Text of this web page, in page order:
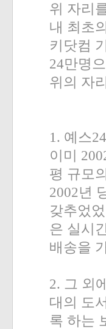
위 자리
내 최초
키닷컴
24만명
위의 자
1. 예스24
이미
평 규모
2002년
갖추었
은 실시
배송을
2. 그 외
대의 도
록 하는